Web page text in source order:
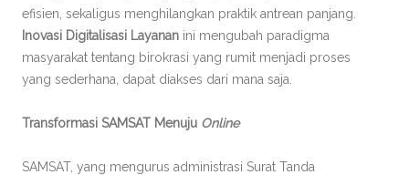
efisien, sekaligus menghilangkan praktik antrean panjang.
Inovasi Digitalisasi Layanan ini mengubah paradigma
masyarakat tentang birokrasi yang rumit menjadi proses
yang sederhana, dapat diakses dari mana saja.
Transformasi SAMSAT Menuju Online
SAMSAT, yang mengurus administrasi Surat Tanda